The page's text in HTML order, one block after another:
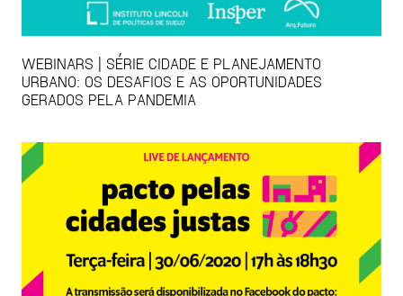
WEBINARS | SÉRIE CIDADE E PLANEJAMENTO
URBANO: OS DESAFIOS E AS OPORTUNIDADES
GERADOS PELA PANDEMIA